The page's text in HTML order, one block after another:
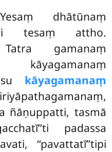
dhātūnaṃ
tesaṃ attho.
Tatra gamanaṃ
kāyagamanaṃ
ñāṇuppatti, tasmā
padassa
‘‘pavattatī’’tipi